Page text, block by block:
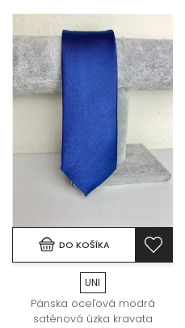
DO KOŠÍKA
UNI
Pánska oceľová modrá
saténová úzka kravata